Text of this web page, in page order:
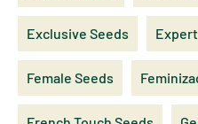
Exclusive Seeds
Female Seeds